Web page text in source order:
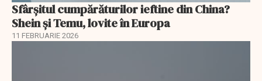
Sfârșitul cumpărăturilor ieftine din China?
Shein și Temu, lovite în Europa
11 FEBRUARIE 2026